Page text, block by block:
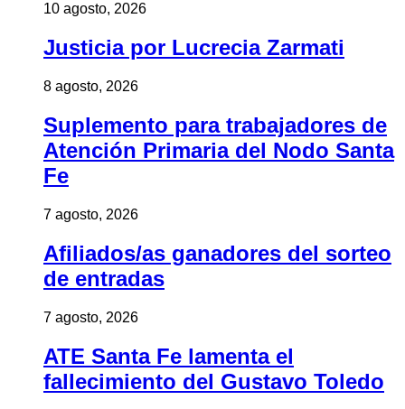
10 agosto, 2026
Justicia por Lucrecia Zarmati
8 agosto, 2026
Suplemento para trabajadores de
Atención Primaria del Nodo Santa
Fe
7 agosto, 2026
Afiliados/as ganadores del sorteo
de entradas
7 agosto, 2026
ATE Santa Fe lamenta el
fallecimiento del Gustavo Toledo